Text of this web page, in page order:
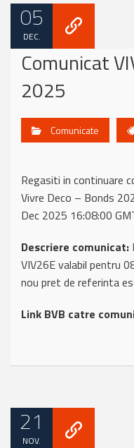
05
DEC.
Comunicat
2025
Comunicate
Regasiti in continuare
Vivre Deco – Bonds
Dec 2025 16:08:00
Descriere comunicat:
VIV26E valabil pentru
nou pret de referinta
Link BVB catre
21
NOV.